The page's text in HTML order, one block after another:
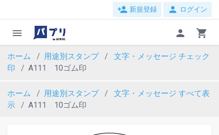
person_add 新規登録 person ログイン
menu person shopping_cart
ホーム 用途別スタンプ 文字・メッセージ チェック
印
A111 10ゴム印
ホーム 用途別スタンプ 文字・メッセージ すべて表
示
A111 10ゴム印